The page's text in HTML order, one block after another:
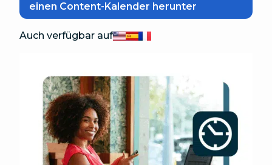
einen Content-Kalender herunter
Auch verfügbar aufEnglish
Español
Français